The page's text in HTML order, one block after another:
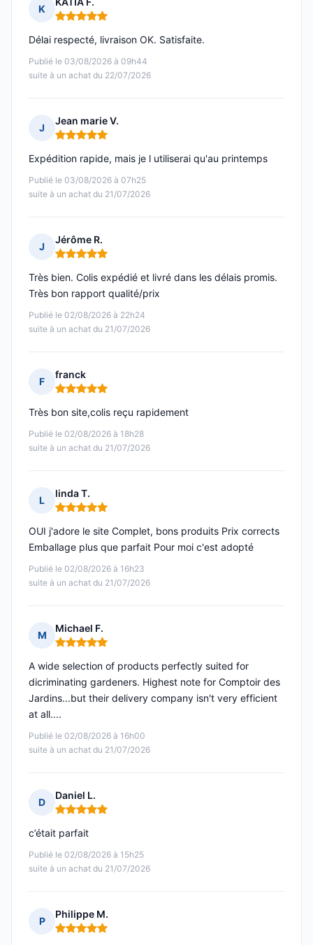
K
Note : 5 sur 5
Publié le 03/08/2026 à 09h44
suite à un achat du 22/07/2026
Délai respecté, livraison OK. Satisfaite.
J
Jean marie V.
Note : 5 sur 5
Publié le 03/08/2026 à 07h25
suite à un achat du 21/07/2026
Expédition rapide, mais je l utiliserai qu'au printemps
J
Jérôme R.
Note : 5 sur 5
Publié le 02/08/2026 à 22h24
suite à un achat du 21/07/2026
Très bien. Colis expédié et livré dans les délais promis.
Très bon rapport qualité/prix
F
franck
Note : 5 sur 5
Publié le 02/08/2026 à 18h28
suite à un achat du 21/07/2026
Très bon site,colis reçu rapidement
L
linda T.
Note : 5 sur 5
Publié le 02/08/2026 à 16h23
suite à un achat du 21/07/2026
OUI j'adore le site Complet, bons produits Prix corrects
Emballage plus que parfait Pour moi c'est adopté
M
Michael F.
Note : 5 sur 5
Publié le 02/08/2026 à 16h00
suite à un achat du 21/07/2026
A wide selection of products perfectly suited for
dicriminating gardeners. Highest note for Comptoir des
Jardins...but their delivery company isn't very efficient
at all....
D
Daniel L.
Note : 5 sur 5
Publié le 02/08/2026 à 15h25
suite à un achat du 21/07/2026
c’était parfait
P
Philippe M.
Note : 5 sur 5